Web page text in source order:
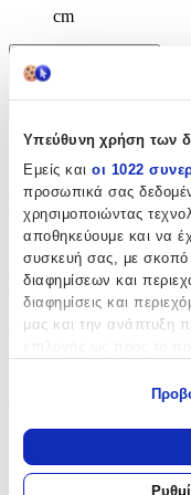
Υπεύθυνη χρήση των
Εμείς και οι 1022
προσωπικά σας
χρησιμοποιώντας
αποθηκεύουμε και να
συσκευή σας, με σκοπό
διαφημίσεων και
διαφημίσεις και
μας και την ανάπτυξη
Να συλλέξουμε
σας τοποθεσία, οι
απόσταση μερικών
cm
Χαρακτηριστικά
Χαρακτηριστικά
Κατασκευαστής
Les Deglingos
Βασικά
Χρώμα:
Πολύχρωμο
Αγόρι